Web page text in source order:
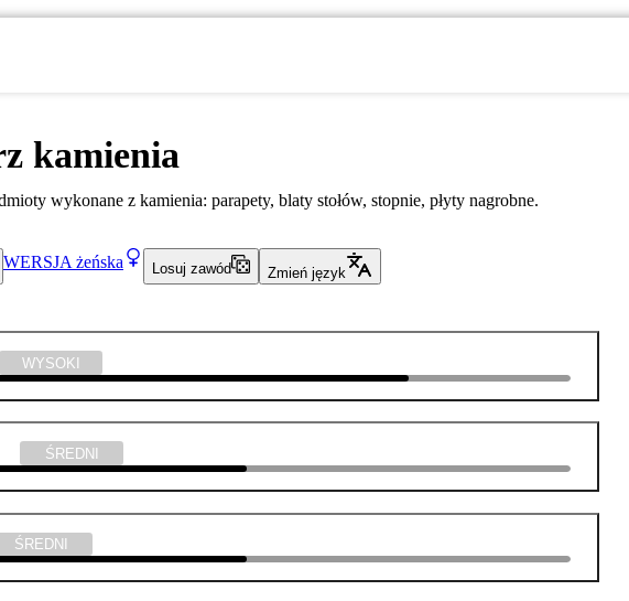
kamienia
wykonane z kamienia: parapety, blaty stołów, stopnie, płyty nagrobne.
WERSJA żeńska Losuj zawód Zmień język
WYSOKI
ŚREDNI
ŚREDNI